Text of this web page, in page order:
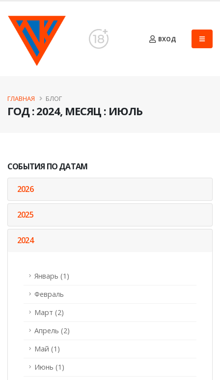
ВХОД
ГОД : 2024, МЕСЯЦ : ИЮЛЬ
ГЛАВНАЯ БЛОГ
СОБЫТИЯ ПО ДАТАМ
2026
2025
2024
Январь (1)
Февраль
Март (2)
Апрель (2)
Май (1)
Июнь (1)